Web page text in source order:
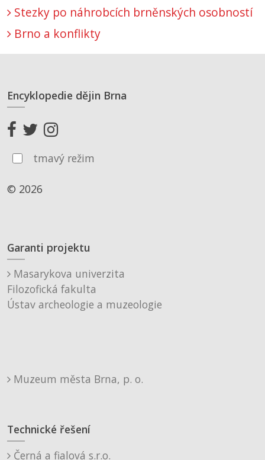
Stezky po náhrobcích brněnských osobností
Brno a konflikty
Encyklopedie dějin Brna
tmavý režim
© 2026
Garanti projektu
Masarykova univerzita
Filozofická fakulta
Ústav archeologie a muzeologie
Muzeum města Brna, p. o.
Technické řešení
Černá a fialová s.r.o.